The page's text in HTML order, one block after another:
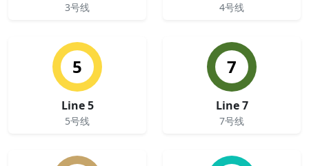
3号线 4号线
5
Line 5
5号线
7
Line 7
7号线